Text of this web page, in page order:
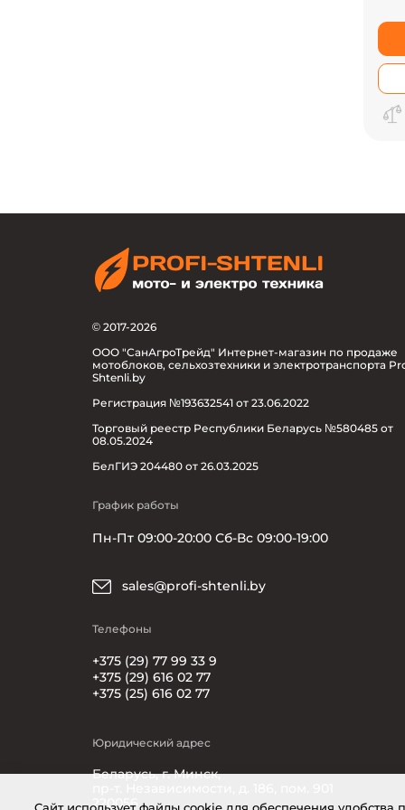
© 2017-2026
ООО "СанАгроТрейд" Интернет-магазин по продаже
мотоблоков, сельхозтехники и электротранспорта
Shtenli.by
Регистрация №193632541 от 23.06.2022
Торговый реестр Республики Беларусь №580485 от
08.05.2024
БелГИЭ 204480 от 26.03.2025
График работы
Пн-Пт 09:00-20:00 Сб-Вс 09:00-19:00
sales@profi-shtenli.by
Телефоны
+375 (29) 77 99 33 9
+375 (29) 616 02 77
+375 (25) 616 02 77
Юридический адрес
Беларусь, г. Минск,
220056